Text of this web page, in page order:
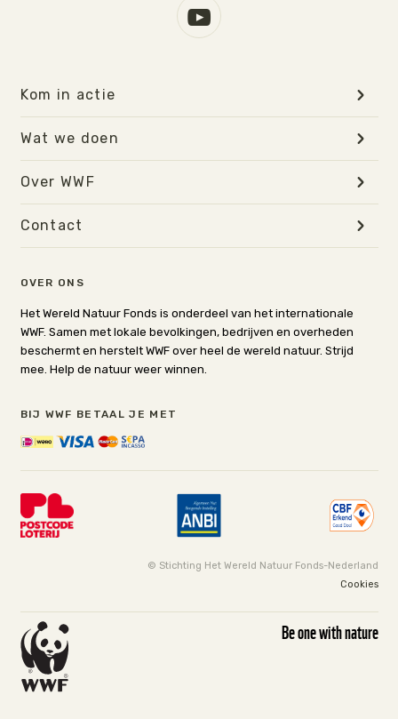
OVER ONS
Het Wereld Natuur Fonds is onderdeel van het internationale
WWF. Samen met lokale bevolkingen, bedrijven en overheden
beschermt en herstelt WWF over heel de wereld natuur. Strijd
mee. Help de natuur weer winnen.
BIJ WWF BETAAL JE MET
Kom in actie
Wat we doen
Over WWF
Contact
© Stichting Het Wereld Natuur Fonds-Nederland
Cookies
Be one with nature